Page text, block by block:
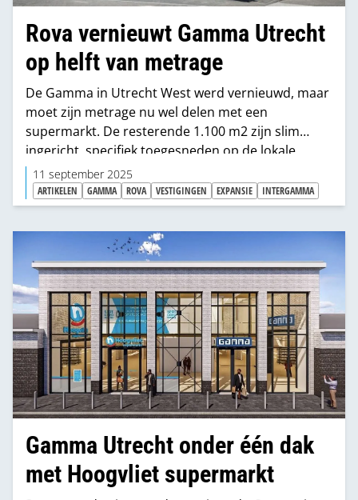
Rova vernieuwt Gamma Utrecht
op helft van metrage
De Gamma in Utrecht West werd vernieuwd, maar
moet zijn metrage nu wel delen met een
supermarkt. De resterende 1.100 m2 zijn slim
ingericht, specifiek toegesneden op de lokale
klandizie van stadsklanten in het dichtbevolkte
centrum van Utrecht. Maar het is géén apart
concept, zegt Intergamma’s Joost de Beijer
uitdrukkelijk bij de opening. MIX ging eens kijken
hoe Gamma dat voor elkaar gekregen heeft.
11 september 2025
ARTIKELEN GAMMA ROVA VESTIGINGEN EXPANSIE INTERGAMMA
Gamma Utrecht onder één dak
met Hoogvliet supermarkt